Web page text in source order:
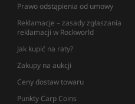
Prawo odstąpienia od umowy
Reklamacje – zasady zgłaszania
reklamacji w Rockworld
Jak kupić na raty?
Zakupy na aukcji
Ceny dostaw towaru
Punkty Carp Coins